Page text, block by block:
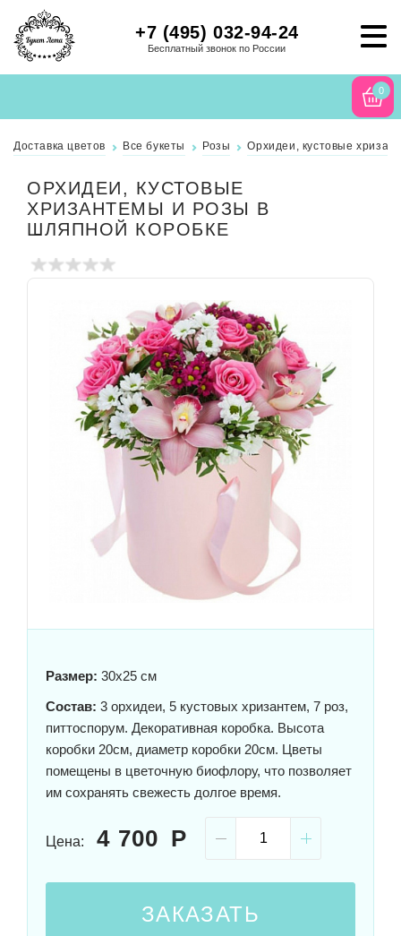
+7 (495) 032-94-24
Бесплатный звонок по России
0
Доставка цветов Все букеты Розы Орхидеи, кустовые
ОРХИДЕИ, КУСТОВЫЕ
ХРИЗАНТЕМЫ И РОЗЫ В
ШЛЯПНОЙ КОРОБКЕ
Размер: 30x25 см
Состав: 3 орхидеи, 5 кустовых хризантем, 7 роз,
питтоспорум. Декоративная коробка. Высота
коробки 20см, диаметр коробки 20см. Цветы
помещены в цветочную биофлору, что позволяет
им сохранять свежесть долгое время.
Цена: 4 700
ЗАКАЗАТЬ